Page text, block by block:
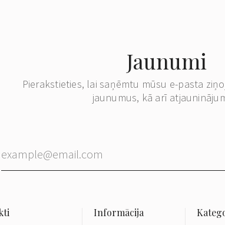
Jaunumi
Pierakstieties, lai saņēmtu mūsu e-pasta
jaunumus, kā arī